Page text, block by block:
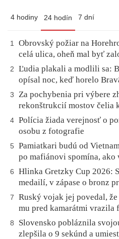
4 hodiny 24 hodín 7 dní
1
Obrovský požiar na
celá ulica, oheň mal byť
2
Ľudia plakali a modlili sa:
opísal noc, keď horelo
3
Za pochybenia pri výbere
rekonštrukcií mostov čelia
4 Polícia žiada verejnosť o
osobu z fotografie
5
Pamiatkari budú od
po mafiánovi spomína,
6
Hlinka Gretzky Cup 2026:
medailí, v zápase o bronz
7
Ruský vojak jej povedal,
mu pred kamarátmi vrazila
8
Slovensko pobláznila
zlepšila o 9 sekúnd a